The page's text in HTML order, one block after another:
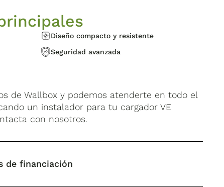
Diseño compacto y resistente
Seguridad avanzada
de Wallbox y podemos atenderte en todo el
un instalador para tu cargador VE
con nosotros.
de financiación